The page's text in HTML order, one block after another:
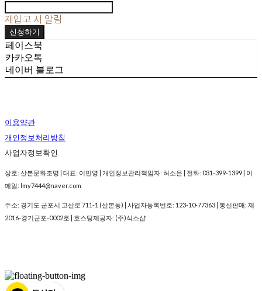
재입고 시 알림
신청하기
페이스북
카카오톡
네이버 블로그
이용약관
개인정보처리방침
사업자정보확인
상호: 산본문화조명 | 대표: 이민영 | 개인정보관리책임자: 허소은 | 전화: 031-399-1399 | 이
메일: lmy7444@naver.com
주소: 경기도 군포시 고산로 711-1 (산본동) | 사업자등록번호: 123-10-77363 | 통신판매: 제
2016-경기군포-0002호 | 호스팅제공자: (주)식스샵